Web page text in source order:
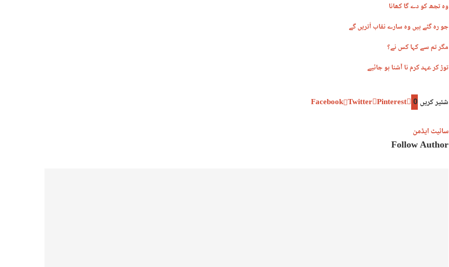
وہ تجھ کو دے گا کھانا
جو رہ گئے ہیں وہ سارے نقاب اُتریں گے
مگر تم سے کہا کس نے؟
توڑ کر عہد کرم نا آشنا ہو جائیے
شئیر کریں 0
Facebook Twitter Pinterest
سائیٹ ایڈمن
Follow Author